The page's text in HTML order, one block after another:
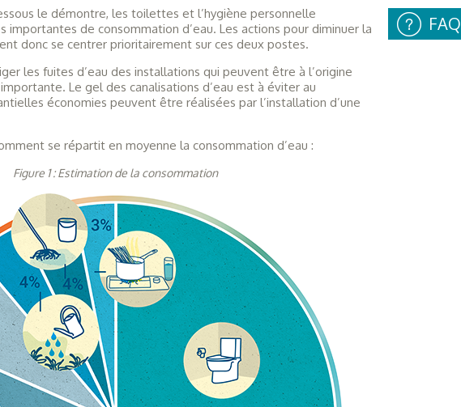
le démontre, les toilettes et l’hygiène personnelle
importantes de consommation d’eau. Les actions pour diminuer la
donc se centrer prioritairement sur ces deux postes.
les fuites d’eau des installations qui peuvent être à l’origine
Le gel des canalisations d’eau est à éviter au
économies peuvent être réalisées par l’installation d’une
se répartit en moyenne la consommation d’eau :
Figure 1 : Estimation de la consommation
FAQ